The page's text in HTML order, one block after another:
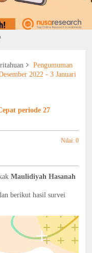
Pengumuman
2022 - 3 Januari
periode 27
Nilai: 0
Maulidiyah Hasanah
berikut hasil survei